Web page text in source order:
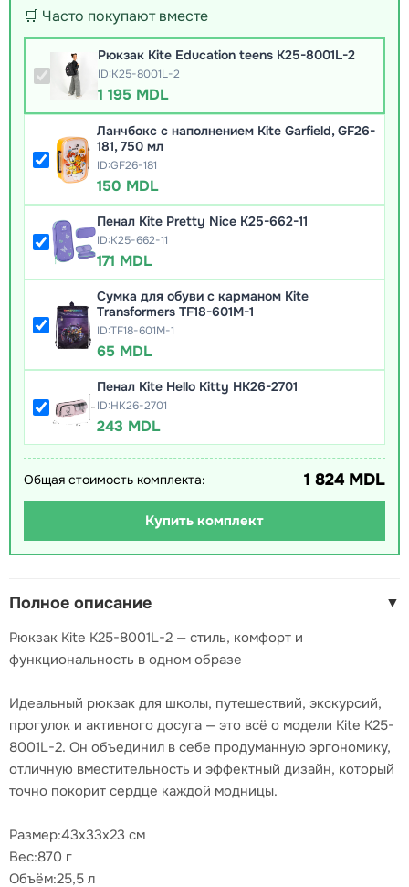
🛒 Часто покупают вместе
Рюкзак Kite Education teens K25-8001L-2
ID:K25-8001L-2
1 195 MDL
Ланчбокс с наполнением Kite Garfield, GF26-
181, 750 мл
ID:GF26-181
150 MDL
Пенал Kite Pretty Nice K25-662-11
ID:K25-662-11
171 MDL
Сумка для обуви с карманом Kite
Transformers TF18-601M-1
ID:TF18-601M-1
65 MDL
Пенал Kite Hello Kitty HK26-2701
ID:HK26-2701
243 MDL
Общая стоимость комплекта: 1 824 MDL
Купить комплект
Полное описание ▼
Рюкзак Kite K25-8001L-2 — стиль, комфорт и
функциональность в одном образе
Идеальный рюкзак для школы, путешествий, экскурсий,
прогулок и активного досуга — это всё о модели Kite K25-
8001L-2. Он объединил в себе продуманную эргономику,
отличную вместительность и эффектный дизайн, который
точно покорит сердце каждой модницы.
Размер:43x33x23 см
Вес:870 г
Объём:25,5 л